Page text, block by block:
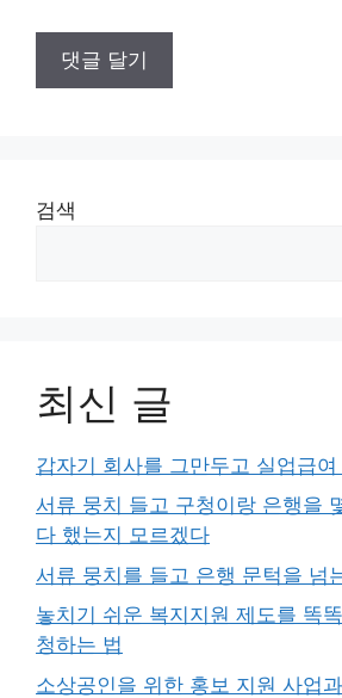
검색
최신 글
갑자기 회사를 그만두고 실업급
서류 뭉치 들고 구청이랑 은행을
다 했는지 모르겠다
서류 뭉치를 들고 은행 문턱을 넘
놓치기 쉬운 복지지원 제도를 똑
청하는 법
소상공인을 위한 홍보 지원 사업